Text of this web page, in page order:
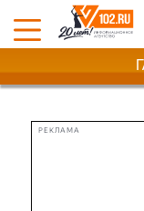
РЕКЛАМА